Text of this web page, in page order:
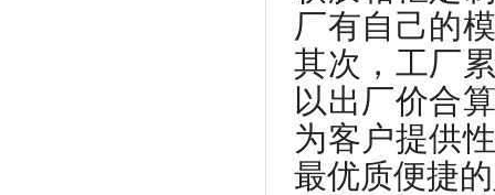
厂有自己的
其次，工厂
以出厂价合
为客户提供
最优质便捷